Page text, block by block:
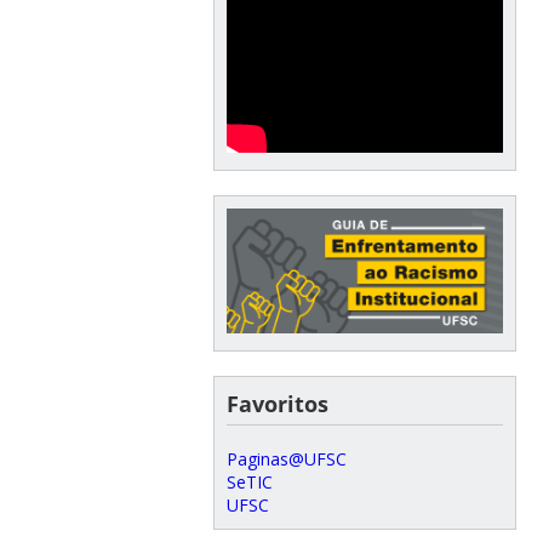
Favoritos
Paginas@UFSC
SeTIC
UFSC